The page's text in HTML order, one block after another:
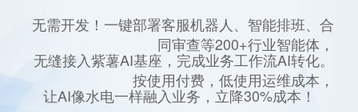
无需开发！一键部署客服机器人、智能排班、合
同审查等200+行业智能体，
无缝接入紫薯AI基座，完成业务工作流AI转化。
按使用付费，低使用运维成本，
让AI像水电一样融入业务，立降30%成本！